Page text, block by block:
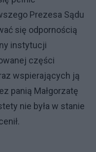
Prezesa Sądu
się odpornością
instytucji
części
wspierających ją
panią Małgorzatę
nie była w stanie